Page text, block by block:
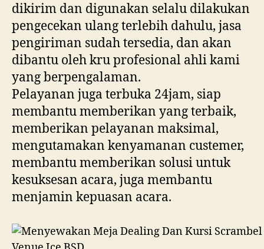
dikirim dan digunakan selalu dilakukan
pengecekan ulang terlebih dahulu, jasa
pengiriman sudah tersedia, dan akan
dibantu oleh kru profesional ahli kami
yang berpengalaman.
Pelayanan juga terbuka 24jam, siap
membantu memberikan yang terbaik,
memberikan pelayanan maksimal,
mengutamakan kenyamanan custemer,
membantu memberikan solusi untuk
kesuksesan acara, juga membantu
menjamin kepuasan acara.